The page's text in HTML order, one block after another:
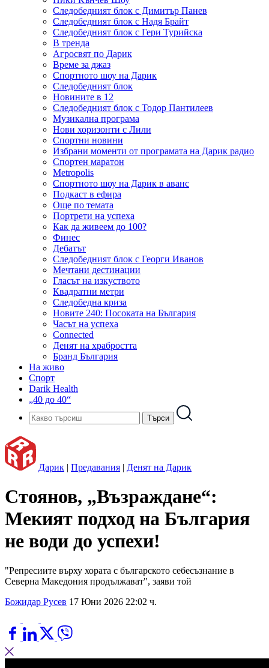
Следобедният блок с Димитър Панев
Следобедният блок с Надя Брайт
Следобедният блок с Гери Турийска
В тренда
Агросвят по Дарик
Време за джаз
Спортното шоу на Дарик
Следобедният блок
Новините в 12
Следобедният блок с Тодор Пантилеев
Музикална програма
Нови хоризонти с Лили
Спортни новини
Избрани моменти от програмата на Дарик радио
Спортен маратон
Metropolis
Спортното шоу на Дарик в аванс
Подкаст в ефира
Още по темата
Портрети на успеха
Как да живеем до 100?
Финес
Дебатът
Следобедният блок с Георги Иванов
Мечтани дестинации
Гласът на изкуството
Квадратни метри
Следобедна криза
Новите 240: Посоката на България
Часът на успеха
Connected
Денят на храбростта
Бранд България
На живо
Спорт
Darik Health
„40 до 40“
Дарик | Предавания | Денят на Дарик
Стоянов, „Възраждане“:
Мекият подход на България
не води до успехи!
"Репресиите върху хората с българското себесъзнание в
Северна Македония продължават", заяви той
Божидар Русев 17 Юни 2026 22:02 ч.